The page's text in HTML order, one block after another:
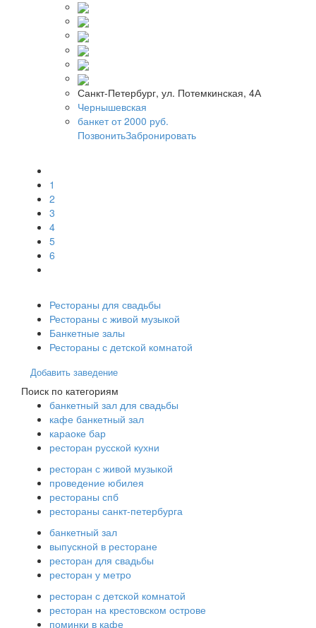
Санкт-Петербург, ул. Потемкинская, 4А
Чернышевская
банкет от 2000 руб.
ПозвонитьЗабронировать
1
2
3
4
5
6
Рестораны для свадьбы
Рестораны с живой музыкой
Банкетные залы
Рестораны с детской комнатой
Добавить заведение
Поиск по категориям
банкетный зал для свадьбы
кафе банкетный зал
караоке бар
ресторан русской кухни
ресторан с живой музыкой
проведение юбилея
рестораны спб
рестораны санкт-петербурга
банкетный зал
выпускной в ресторане
ресторан для свадьбы
ресторан у метро
ресторан с детской комнатой
ресторан на крестовском острове
поминки в кафе